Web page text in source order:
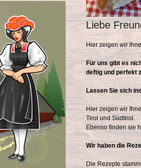
Liebe
Hier zeigen wir
Für uns gibt es
deftig und perfekt
Lassen Sie sich
Hier zeigen wir
Tirol und Südtirol.
Ebenso finden sie
Wir haben die
Die Rezepte